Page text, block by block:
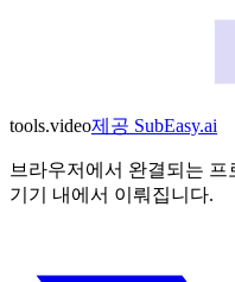
tools.video제공 SubEasy.ai
브라우저에서 완결되는
기기 내에서 이뤄집니다.